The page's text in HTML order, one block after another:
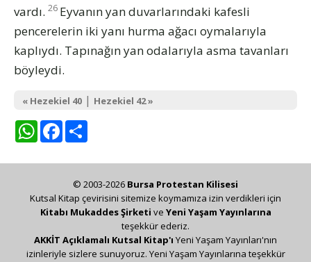
vardı. 26 Eyvanın yan duvarlarındaki kafesli
pencerelerin iki yanı hurma ağacı oymalarıyla
kaplıydı. Tapınağın yan odalarıyla asma tavanları
böyleydi.
« Hezekiel 40 | Hezekiel 42 »
WhatsAppFacebook
© 2003-2026 Bursa Protestan Kilisesi
Kutsal Kitap çevirisini sitemize koymamıza izin verdikleri için
Kitabı Mukaddes Şirketi ve Yeni Yaşam Yayınlarına
teşekkür ederiz.
AKKİT Açıklamalı Kutsal Kitap'ı Yeni Yaşam Yayınları'nın
izinleriyle sizlere sunuyoruz. Yeni Yaşam Yayınlarına teşekkür